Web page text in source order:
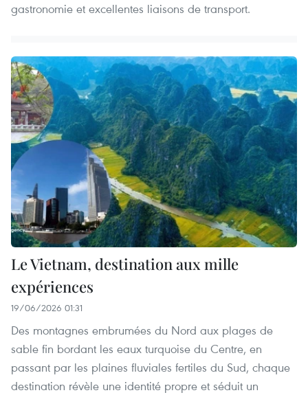
gastronomie et excellentes liaisons de transport.
Le Vietnam, destination aux mille
expériences
19/06/2026 01:31
Des montagnes embrumées du Nord aux plages de
sable fin bordant les eaux turquoise du Centre, en
passant par les plaines fluviales fertiles du Sud, chaque
destination révèle une identité propre et séduit un